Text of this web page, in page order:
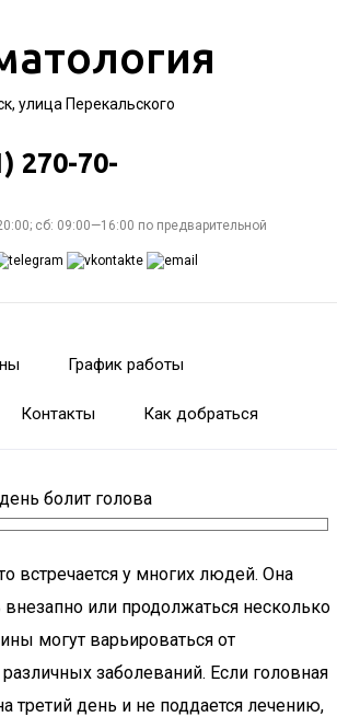
улица Перекальского
270-70-
сб: 09:00—16:00 по предварительной
График работы
Контакты Как добраться
болит голова
встречается у многих людей. Она
или продолжаться несколько
могут варьироваться от
заболеваний. Если головная
третий день и не поддается лечению,